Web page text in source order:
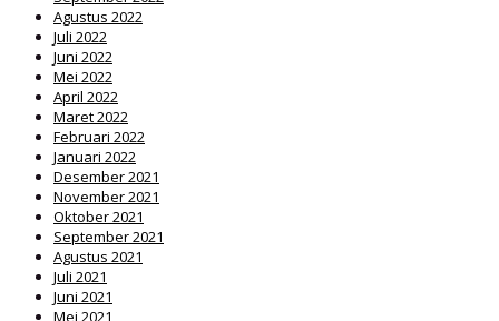
Agustus 2022
Juli 2022
Juni 2022
Mei 2022
April 2022
Maret 2022
Februari 2022
Januari 2022
Desember 2021
November 2021
Oktober 2021
September 2021
Agustus 2021
Juli 2021
Juni 2021
Mei 2021